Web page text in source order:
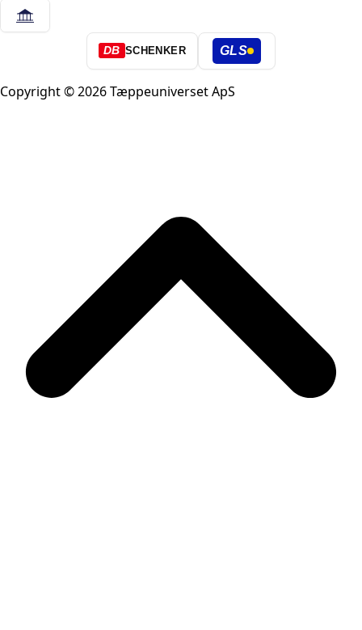
DB SCHENKER GLS
Copyright © 2026 Tæppeuniverset ApS